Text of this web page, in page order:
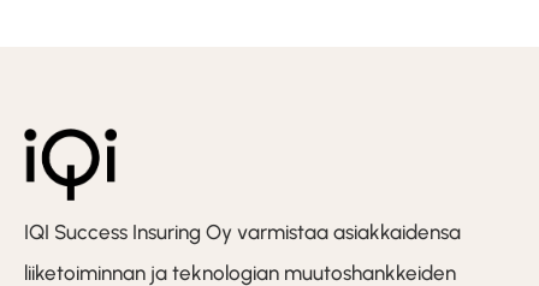
IQI Success Insuring Oy varmistaa asiakkaidensa
liiketoiminnan ja teknologian muutoshankkeiden